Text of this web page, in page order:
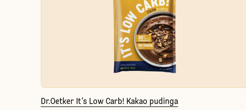
Dr.Oetker It’s Low Carb! Kakao pudinga